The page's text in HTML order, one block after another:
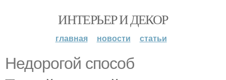
ИНТЕРЬЕР И ДЕКОР
главная новости статьи
Недорогой способ